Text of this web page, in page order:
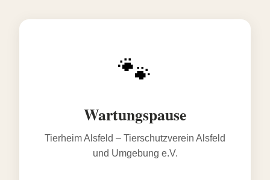
🐾
Wartungspause
Tierheim Alsfeld – Tierschutzverein Alsfeld
und Umgebung e.V.